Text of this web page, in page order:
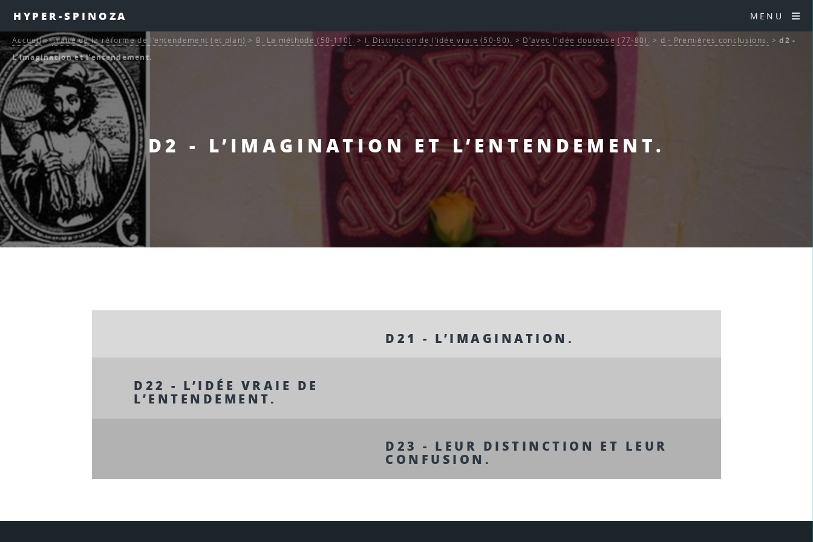
HYPER-SPINOZA MENU
D2 - L’IMAGINATION ET L’ENTENDEMENT.
Accueil>Traité de la réforme de l’entendement (et plan) > B. La méthode (50-110). > I. Distinction de l’idée vraie (50-90). > D’avec l’idée douteuse (77-80). > d - Premières conclusions. >d2 -
L’imagination et l’entendement.
D21 - L’IMAGINATION.
D22 - L’IDÉE VRAIE DE
L’ENTENDEMENT.
D23 - LEUR DISTINCTION ET LEUR
CONFUSION.